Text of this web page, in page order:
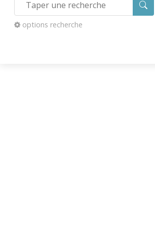
options recherche